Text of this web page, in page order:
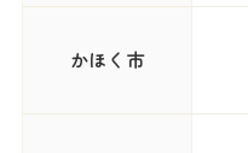
かほく市